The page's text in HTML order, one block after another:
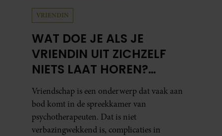
VRIENDIN
WAT DOE JE ALS JE
VRIENDIN UIT ZICHZELF
NIETS LAAT HOREN?
PSYCHOTHERAPEUT
MARTINE GEEFT ADVIES.
Vriendschap is een onderwerp dat vaak aan
bod komt in de spreekkamer van
psychotherapeuten. Dat is niet
verbazingwekkend is, complicaties in